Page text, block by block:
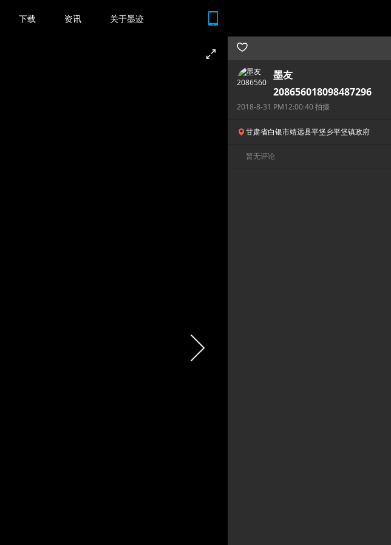
下载 资讯 关于墨迹
墨友
208656018098487296
2018-8-31 PM12:00:40 拍摄
甘肃省白银市靖远县平堡乡平堡镇政府
暂无评论